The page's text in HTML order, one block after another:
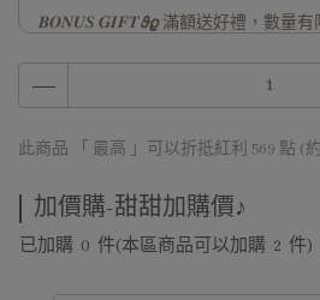
𝑩𝑶𝑵𝑼𝑺 𝑮𝑰𝑭𝑻𝟅𝟈 滿額送好禮，數量有
此商品 「 最高 」可以折抵紅利 569 點 (
加價購-甜甜加購價♪
已加購 0 件(本區商品可以加購 2 件)